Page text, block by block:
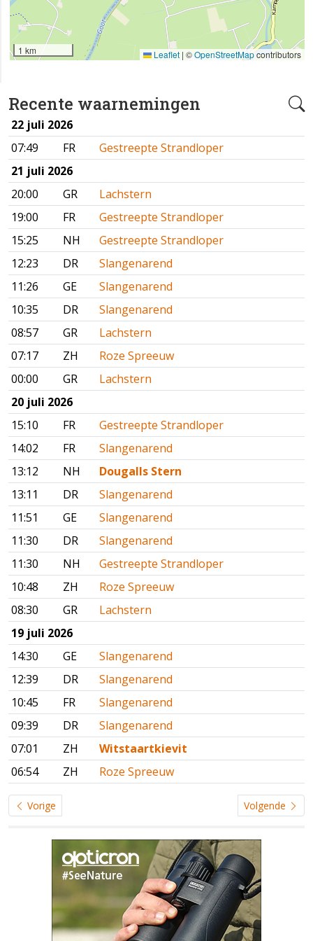
Recente waarnemingen
22 juli 2026
07:49
FR
Gestreepte Strandloper
21 juli 2026
20:00
GR
Lachstern
19:00
FR
Gestreepte Strandloper
15:25
NH
Gestreepte Strandloper
12:23
DR
Slangenarend
11:26
GE
Slangenarend
10:35
DR
Slangenarend
08:57
GR
Lachstern
07:17
ZH
Roze Spreeuw
00:00
GR
Lachstern
20 juli 2026
15:10
FR
Gestreepte Strandloper
14:02
FR
Slangenarend
13:12
NH
Dougalls Stern
13:11
DR
Slangenarend
11:51
GE
Slangenarend
11:30
DR
Slangenarend
11:30
NH
Gestreepte Strandloper
10:48
ZH
Roze Spreeuw
08:30
GR
Lachstern
19 juli 2026
14:30
GE
Slangenarend
12:39
DR
Slangenarend
10:45
FR
Slangenarend
09:39
DR
Slangenarend
07:01
ZH
Witstaartkievit
06:54
ZH Roze Spreeuw
Vorige Volgende
1 km Leaflet | ©OpenStreetMapcontributors